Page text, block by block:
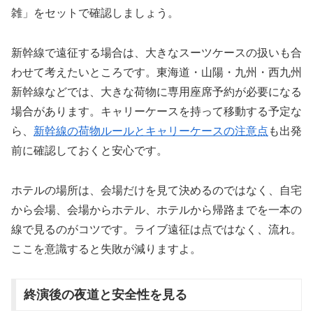
雑」をセットで確認しましょう。
新幹線で遠征する場合は、大きなスーツケースの扱いも合
わせて考えたいところです。東海道・山陽・九州・西九州
新幹線などでは、大きな荷物に専用座席予約が必要になる
場合があります。キャリーケースを持って移動する予定な
ら、 新幹線の荷物ルールとキャリーケースの注意点 も出発
前に確認しておくと安心です。
ホテルの場所は、会場だけを見て決めるのではなく、自宅
から会場、会場からホテル、ホテルから帰路までを一本の
線で見るのがコツです。ライブ遠征は点ではなく、流れ。
ここを意識すると失敗が減りますよ。
終演後の夜道と安全性を見る